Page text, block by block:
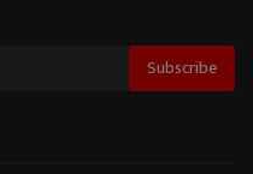
Subscribe